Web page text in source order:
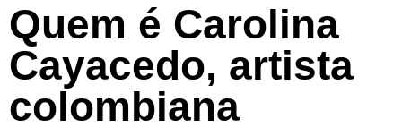
Quem é Carolina
Cayacedo, artista
colombiana